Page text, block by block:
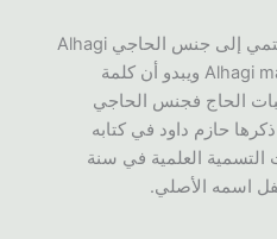
ومن العجيب أن الحاج ينتمي إلى جنس الحاجي Alhagi
فاسمه العلمي Alhagi maurorum ويبدو أن كلمة
الحاج فجنس الحاجي
أو 4 نباتات ذكرها حازم داود في كتابه
التسمية العلمية في سنة